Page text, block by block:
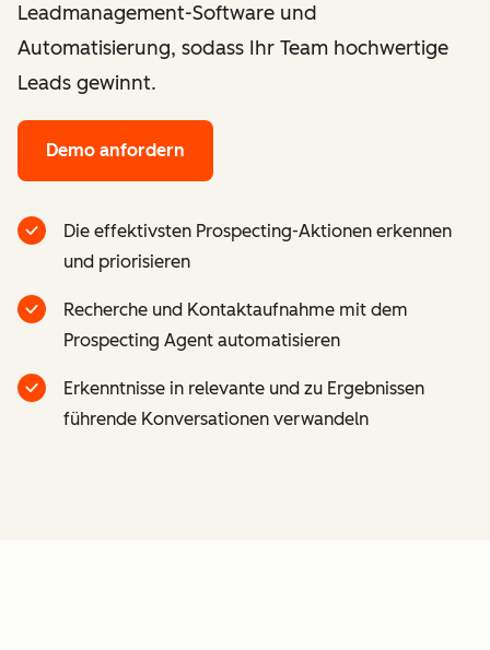
Leadmanagement-Software und
Automatisierung, sodass Ihr Team hochwertige
Leads gewinnt.
Demo anfordern
Die effektivsten Prospecting-Aktionen erkennen
und priorisieren
Recherche und Kontaktaufnahme mit dem
Prospecting Agent automatisieren
Erkenntnisse in relevante und zu Ergebnissen
führende Konversationen verwandeln